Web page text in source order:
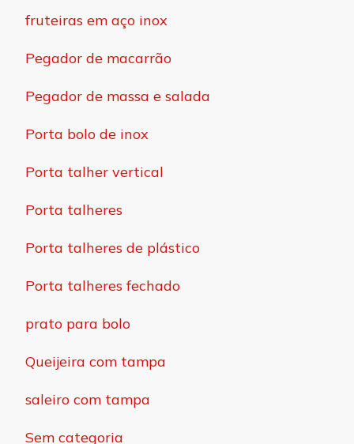
fruteiras em aço inox
Pegador de macarrão
Pegador de massa e salada
Porta bolo de inox
Porta talher vertical
Porta talheres
Porta talheres de plástico
Porta talheres fechado
prato para bolo
Queijeira com tampa
saleiro com tampa
Sem categoria